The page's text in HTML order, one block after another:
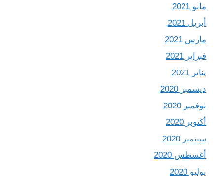
مايو 2021
أبريل 2021
مارس 2021
فبراير 2021
يناير 2021
ديسمبر 2020
نوفمبر 2020
أكتوبر 2020
سبتمبر 2020
أغسطس 2020
يوليو 2020